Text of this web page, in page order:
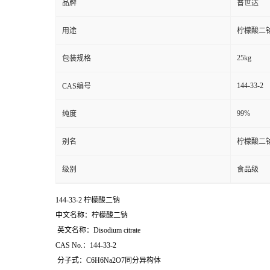
品牌 普世达
用途 柠檬酸二
包装规格 25kg
CAS编号 144-33-2
纯度 99%
别名 柠檬酸二
级别 食品级
144-33-2 柠檬酸二钠
中文名称：柠檬酸二钠
英文名称：Disodium citrate
CAS No.：144-33-2
分子式：C6H6Na2O7同分异构体